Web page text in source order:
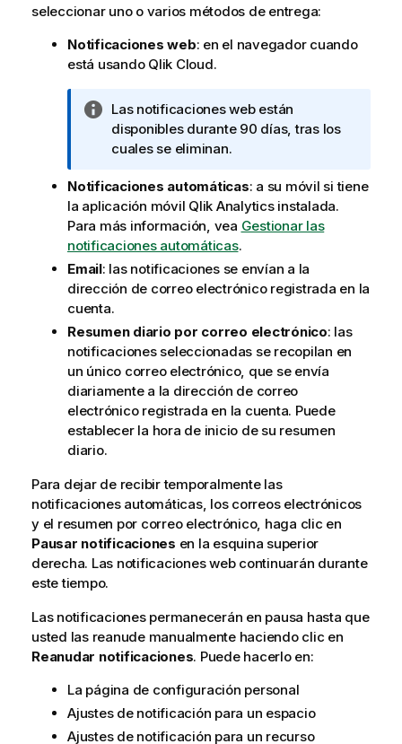
seleccionar uno o varios métodos de entrega:
Notificaciones web: en el navegador cuando
está usando Qlik Cloud.
N
o
t
i
n
f
o
r
m
t
i
v
a
Las notificaciones web están
disponibles durante 90 días, tras los
cuales se eliminan.
Notificaciones automáticas: a su móvil si tiene
la aplicación móvil Qlik Analyticsinstalada.
Para más información, vea Gestionar las
notificaciones automáticas.
Email: las notificaciones se envían a la
dirección de correo electrónico registrada en la
cuenta.
Resumen diario por correo electrónico: las
notificaciones seleccionadas se recopilan en
un único correo electrónico, que se envía
diariamente a la dirección de correo
electrónico registrada en la cuenta. Puede
establecer la hora de inicio de su resumen
diario.
Para dejar de recibir temporalmente las
notificaciones automáticas, los correos electrónicos
y el resumen por correo electrónico, haga clic en
Pausar notificaciones en la esquina superior
derecha. Las notificaciones web continuarán durante
este tiempo.
Las notificaciones permanecerán en pausa hasta que
usted las reanude manualmente haciendo clic en
Reanudar notificaciones. Puede hacerlo en:
La página de configuración personal
Ajustes de notificación para un espacio
Ajustes de notificación para un recurso